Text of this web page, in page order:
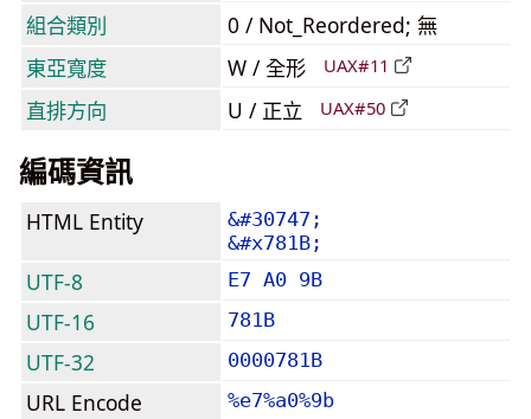
組合類別
0 / Not_Reordered; 無
東亞寬度
W / 全形 UAX#11
直排方向 U / 正立 UAX#50
編碼資訊
HTML Entity
&#30747;
&#x781B;
UTF-8 E7 A0 9B
UTF-16 781B
UTF-32 0000781B
URL Encode %e7%a0%9b